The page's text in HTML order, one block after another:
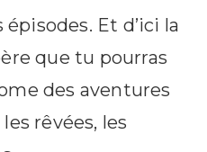
Et d’ici la
que tu pourras
des aventures
rêvées, les